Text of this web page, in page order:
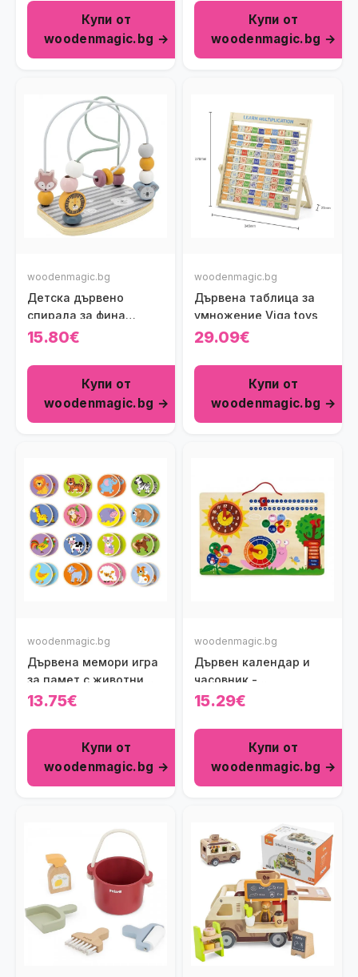
Купи от
woodenmagic.bg →
Купи от
woodenmagic.bg →
woodenmagic.bg
Детска дървено
спирала за фина
моторика Polar B Viga
15.80€
Купи от
woodenmagic.bg →
woodenmagic.bg
Дървена таблица за
умножение Viga toys
29.09€
Купи от
woodenmagic.bg →
woodenmagic.bg
Дървена мемори игра
за памет с животни
Viga toys
13.75€
Купи от
woodenmagic.bg →
woodenmagic.bg
Дървен календар и
часовник -
образователни
15.29€
Купи от
woodenmagic.bg →